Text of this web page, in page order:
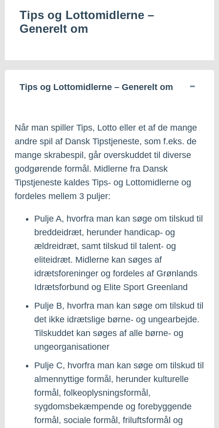
Tips og Lottomidlerne –
Generelt om
Tips og Lottomidlerne – Generelt om
Når man spiller Tips, Lotto eller et af de mange
andre spil af Dansk Tipstjeneste, som f.eks. de
mange skrabespil, går overskuddet til diverse
godgørende formål. Midlerne fra Dansk
Tipstjeneste kaldes Tips- og Lottomidlerne og
fordeles mellem 3 puljer:
Pulje A, hvorfra man kan søge om tilskud til
breddeidræt, herunder handicap- og
ældreidræt, samt tilskud til talent- og
eliteidræt. Midlerne kan søges af
idrætsforeninger og fordeles af Grønlands
Idrætsforbund og Elite Sport Greenland
Pulje B, hvorfra man kan søge om tilskud til
det ikke idrætslige børne- og ungearbejde.
Tilskuddet kan søges af alle børne- og
ungeorganisationer
Pulje C, hvorfra man kan søge om tilskud til
almennyttige formål, herunder kulturelle
formål, folkeoplysningsformål,
sygdomsbekæmpende og forebyggende
formål, sociale formål, friluftsformål og